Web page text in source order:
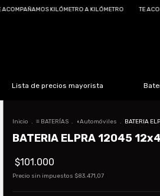
A KILÓMETRO TE ACOMPAÑAMOS
Lista de precios mayorista
Inicio . ≡ BATERÍAS . ◖Automóviles . BATERIA
BATERIA ELPRA 12045
$101.000
Precio sin impuestos $83.471,07